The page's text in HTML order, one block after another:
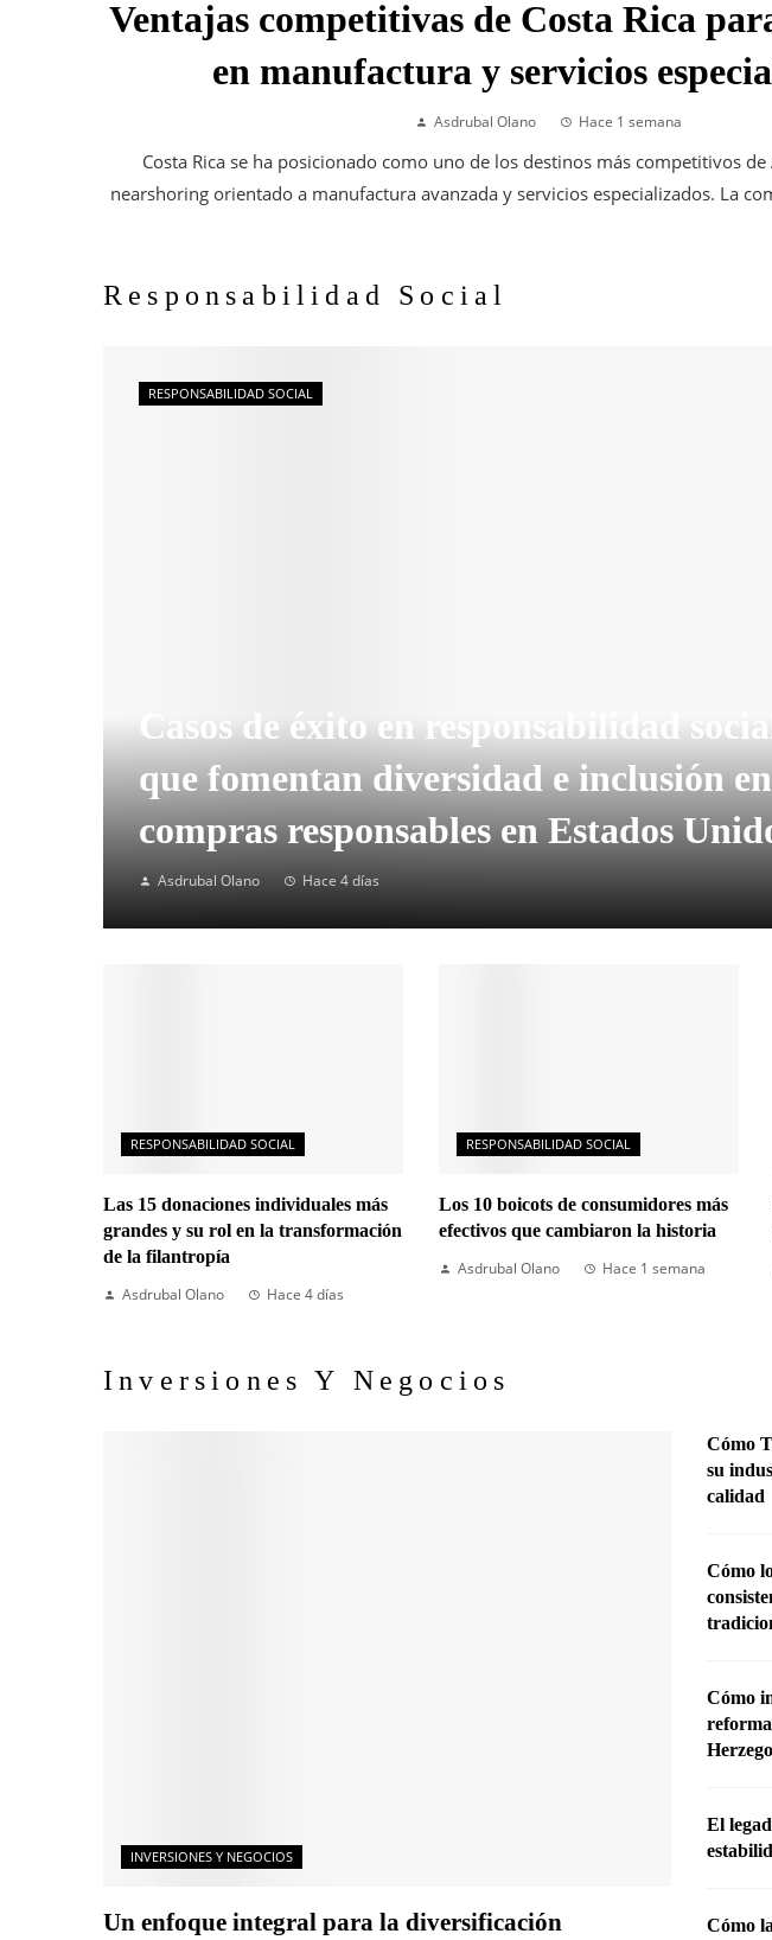
Ventajas competitivas de Costa Rica
en manufactura y servicios
Asdrubal Olano Hace 1 semana
Costa Rica se ha posicionado como uno de los destinos más competitivos
nearshoring orientado a manufactura avanzada y servicios especializados. La
Responsabilidad Social
Casos de éxito en responsabilidad
que fomentan diversidad e inclusión
compras responsables en Estados
Asdrubal Olano Hace 4 días
RESPONSABILIDAD SOCIAL
RESPONSABILIDAD SOCIAL
Las 15 donaciones individuales más
grandes y su rol en la transformación
de la filantropía
Asdrubal Olano
Hace 4 días
RESPONSABILIDAD SOCIAL
Los 10 boicots de consumidores más
efectivos que cambiaron la historia
Asdrubal Olano
Hace 1 semana
Inversiones Y Negocios
INVERSIONES Y NEGOCIOS
Un enfoque integral para la diversificación
Cómo
su
calidad
Cómo
Cómo
El
Cómo